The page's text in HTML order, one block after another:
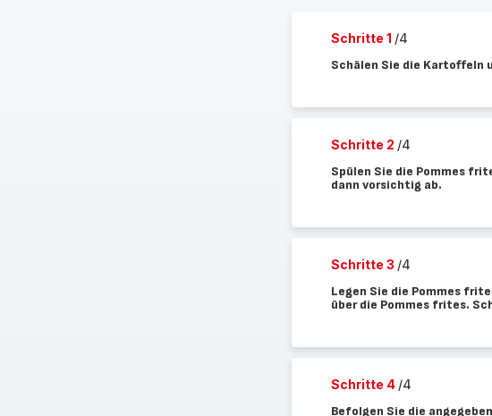
Schritte 1 /4
Schälen Sie die Kartoffeln
Schritte 2 /4
Spülen Sie die Pommes
dann vorsichtig ab.
Schritte 3 /4
Legen Sie die Pommes
über die Pommes frites.
Schritte 4 /4
Befolgen Sie die